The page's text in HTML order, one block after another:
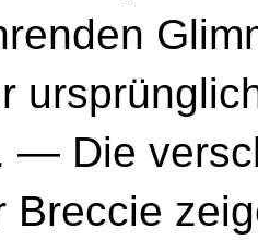
— Die
Breccie